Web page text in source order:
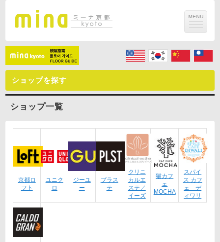
ショップを探す
ショップ一覧
京都ロ
フト
ユニク
ロ
ジーユ
ー
プラス
テ
クリニ
カルエ
ステ／
イーズ
猫カフ
ェ
MOCHA
スパイ
ス カフ
ェ デ
ィワリ